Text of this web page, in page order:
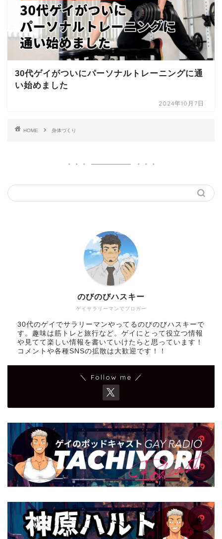
30代ゲイがついにパーソナルトレーニングに通
い始めました
2024年10月7日
HOME 身体づくり
ゲイサラリーマンでブロガー
のびのびハスキー
30代のゲイでサラリーマンやってるのびのびハスキーで
す。趣味は筋トレと旅行など。ゲイにとって役立つ情報
や見てて楽しい情報を書いていけたらと思っています！
コメントや各種SNSの拡散は大歓迎です！！
＼ Follow me ／